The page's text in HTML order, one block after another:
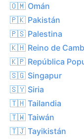
🇴🇲 Omán
🇵🇰 Pakistán
🇵🇸 Palestina
🇰🇭 Reino de
🇰🇵 República
🇸🇬 Singapur
🇸🇾 Siria
🇹🇭 Tailandia
🇹🇼 Taiwán
🇹🇯 Tayikistán